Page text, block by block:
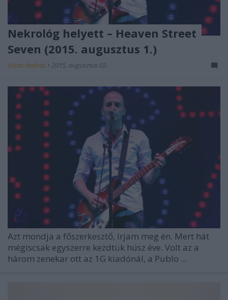
Nekrológ helyett – Heaven Street
Seven (2015. augusztus 1.)
Vörös András • 2015. augusztus 02.
Azt mondja a főszerkesztő, írjam meg én. Mert hát
mégiscsak egyszerre kezdtük húsz éve. Volt az a
három zenekar ott az 1G kiadónál, a Publo ...